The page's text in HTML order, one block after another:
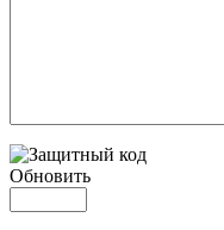
Обновить